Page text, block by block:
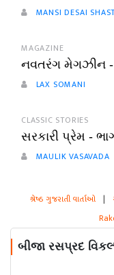
MANSI DESAI
MAGAZINE
નવતરંગ મેગઝીન
LAX SOMANI
CLASSIC STORIES
સરકારી પ્રેમ -
MAULIK VASAVADA
શ્રેષ્ઠ ગુજરાતી વાર્તાઓ |
બીજા રસપ્રદ